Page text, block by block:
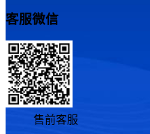
客服微信
售前客服